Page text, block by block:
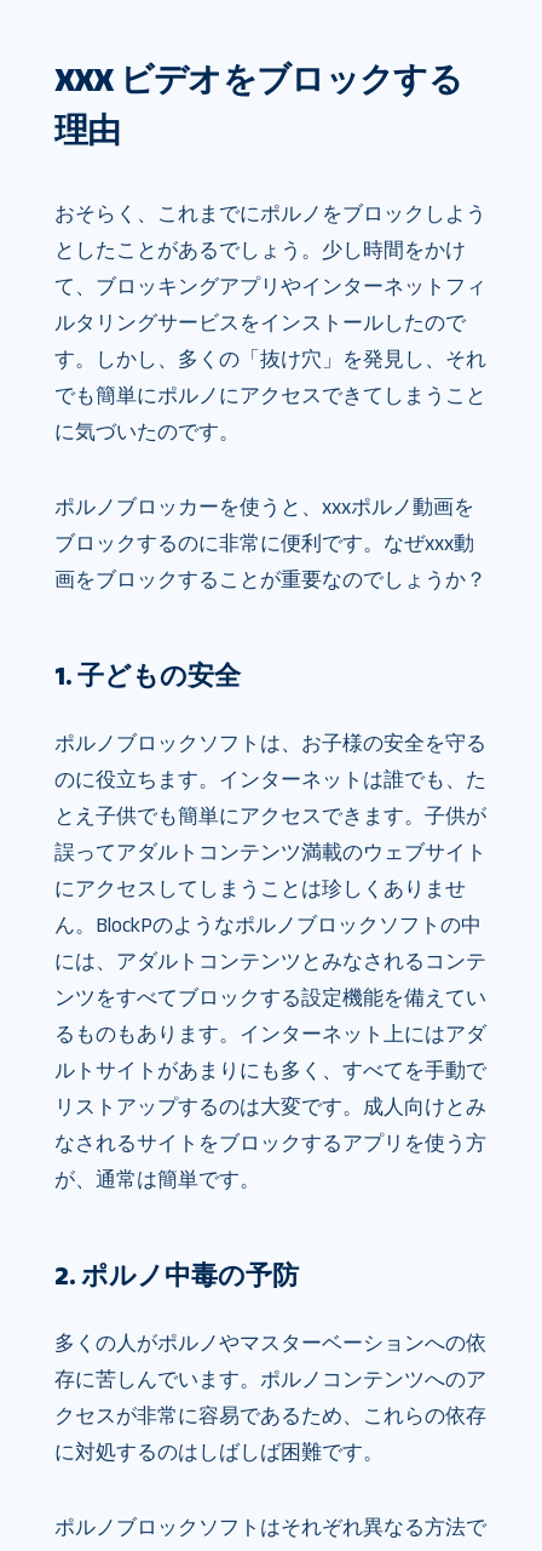
XXX ビデオをブロックする
理由
おそらく、これまでにポルノをブロックしよう
としたことがあるでしょう。少し時間をかけ
て、ブロッキングアプリやインターネットフィ
ルタリングサービスをインストールしたので
す。しかし、多くの「抜け穴」を発見し、それ
でも簡単にポルノにアクセスできてしまうこと
に気づいたのです。
ポルノブロッカーを使うと、xxxポルノ動画を
ブロックするのに非常に便利です。なぜxxx動
画をブロックすることが重要なのでしょうか？
1. 子どもの安全
ポルノブロックソフトは、お子様の安全を守る
のに役立ちます。インターネットは誰でも、た
とえ子供でも簡単にアクセスできます。子供が
誤ってアダルトコンテンツ満載のウェブサイト
にアクセスしてしまうことは珍しくありませ
ん。BlockPのようなポルノブロックソフトの中
には、アダルトコンテンツとみなされるコンテ
ンツをすべてブロックする設定機能を備えてい
るものもあります。インターネット上にはアダ
ルトサイトがあまりにも多く、すべてを手動で
リストアップするのは大変です。成人向けとみ
なされるサイトをブロックするアプリを使う方
が、通常は簡単です。
2. ポルノ中毒の予防
多くの人がポルノやマスターベーションへの依
存に苦しんでいます。ポルノコンテンツへのア
クセスが非常に容易であるため、これらの依存
に対処するのはしばしば困難です。
ポルノブロックソフトはそれぞれ異なる方法で